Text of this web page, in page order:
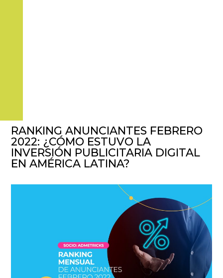
RANKING ANUNCIANTES FEBRERO
2022: ¿CÓMO ESTUVO LA
INVERSIÓN PUBLICITARIA DIGITAL
EN AMÉRICA LATINA?